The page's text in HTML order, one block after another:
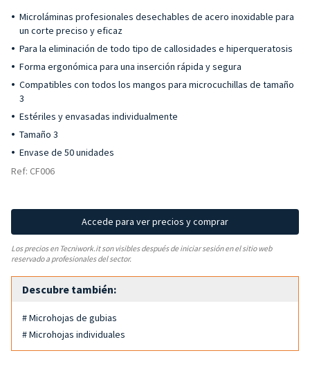
Microláminas profesionales desechables de acero inoxidable para
un corte preciso y eficaz
Para la eliminación de todo tipo de callosidades e hiperqueratosis
Forma ergonómica para una inserción rápida y segura
Compatibles con todos los mangos para microcuchillas de tamaño
3
Estériles y envasadas individualmente
Tamaño 3
Envase de 50 unidades
Ref: CF006
Accede para ver precios y comprar
Los precios en Tecniwork.it son visibles después de iniciar sesión en el sitio web
reservado a profesionales del sector.
Descubre también:
# Microhojas de gubias
# Microhojas individuales